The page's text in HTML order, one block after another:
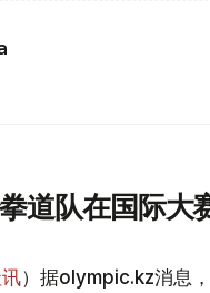
道队在国际大
）据olympic.kz消息